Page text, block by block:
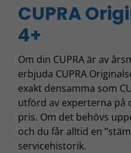
CUPRA
4+
Om din CUPRA är av
erbjuda CUPRA
exakt densamma som
utförd av experterna på
pris. Om det behövs
och du får alltid en
servicehistorik.